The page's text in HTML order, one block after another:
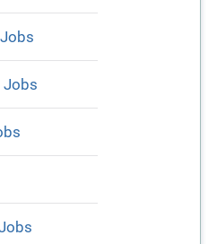
Jobs